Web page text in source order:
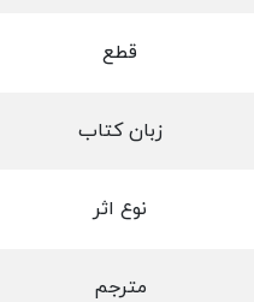
قطع
زبان کتاب
نوع اثر
مترجم